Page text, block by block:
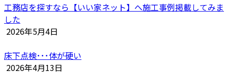
工務店を探すなら【いい家ネット】へ施工事例掲載してみま
した
2026年5月4日
床下点検･･･体が硬い
2026年4月13日